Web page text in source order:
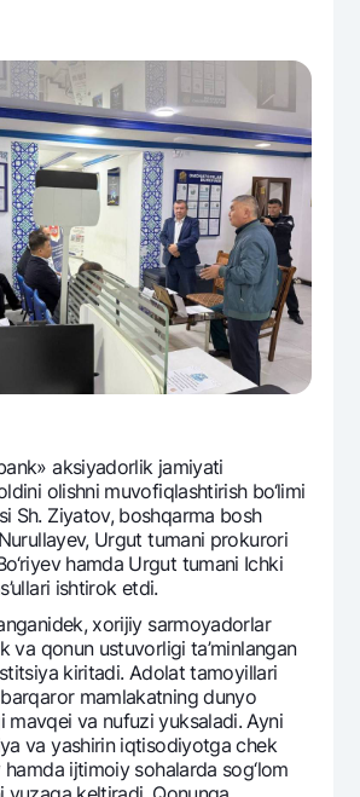
aksiyadorlik jamiyati
olishni muvofiqlashtirish bo‘limi
Sh. Ziyatov, boshqarma bosh
Urgut tumani prokurori
hamda Urgut tumani Ichki
ishtirok etdi.
xorijiy sarmoyadorlar
va qonun ustuvorligi ta’minlangan
kiritadi. Adolat tamoyillari
mamlakatning dunyo
mavqеi va nufuzi yuksaladi. Ayni
va yashirin iqtisodiyotga chеk
hamda ijtimoiy sohalarda sog‘lom